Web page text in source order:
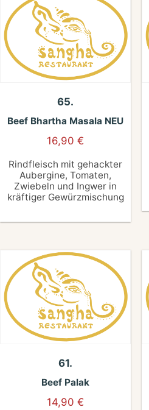
65.
Beef Bhartha Masala NEU
16,90€
Rindfleisch mit gehackter
Aubergine, Tomaten,
Zwiebeln und Ingwer in
kräftiger Gewürzmischung
61.
Beef Palak
14,90€